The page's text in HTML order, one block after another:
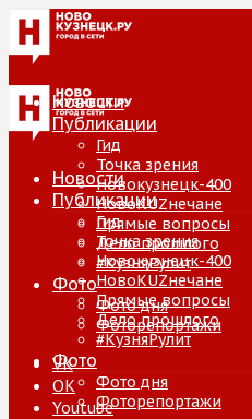
Новости
Публикации
Гид
Точка зрения
Новокузнецк-400
НовоKUZнечане
Прямые вопросы
Дело прошлого
#КузняРулит
Фото
Фото дня
Фоторепортажи
VK
ОК
Youtube
Новости
Публикации
Гид
Точка зрения
Новокузнецк-400
НовоKUZнечане
Прямые вопросы
Дело прошлого
#КузняРулит
Фото
Фото дня
Фоторепортажи